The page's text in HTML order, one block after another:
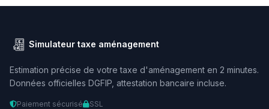
Simulateur taxe aménagement
Estimation précise de votre taxe d'aménagement en 2 minutes.
Données officielles DGFIP, attestation bancaire incluse.
Paiement sécurisé SSL